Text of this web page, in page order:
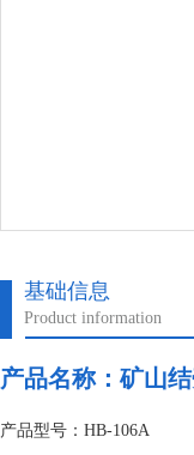
基础信息
Product information
产品名称： 矿山
产品型号：HB-106A